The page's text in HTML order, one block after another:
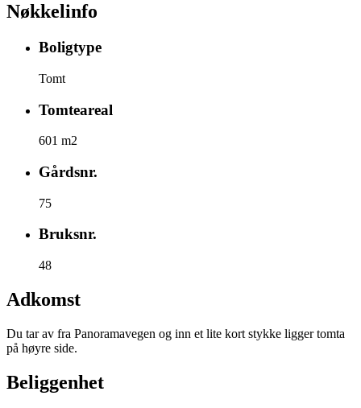
Nøkkelinfo
Boligtype
Tomt
Tomteareal
601 m2
Gårdsnr.
75
Bruksnr.
48
Adkomst
Du tar av fra Panoramavegen og inn et lite kort stykke ligger tomta
på høyre side.
Beliggenhet